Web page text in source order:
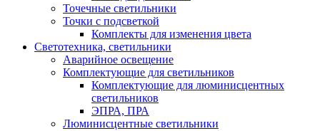
Точечные светильники
Точки с подсветкой
Комплекты для изменения цвета
Светотехника, светильники
Аварийное освещение
Комплектующие для светильников
Комплектующие для люминисцентных
светильников
ЭПРА, ПРА
Люминисцентные светильники